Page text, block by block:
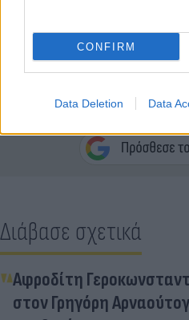
CONFIRM
Data Deletion Data
Κάνε κλικ και
Διάβασε σχετικά
Αφροδίτη
στον Γρηγόρη